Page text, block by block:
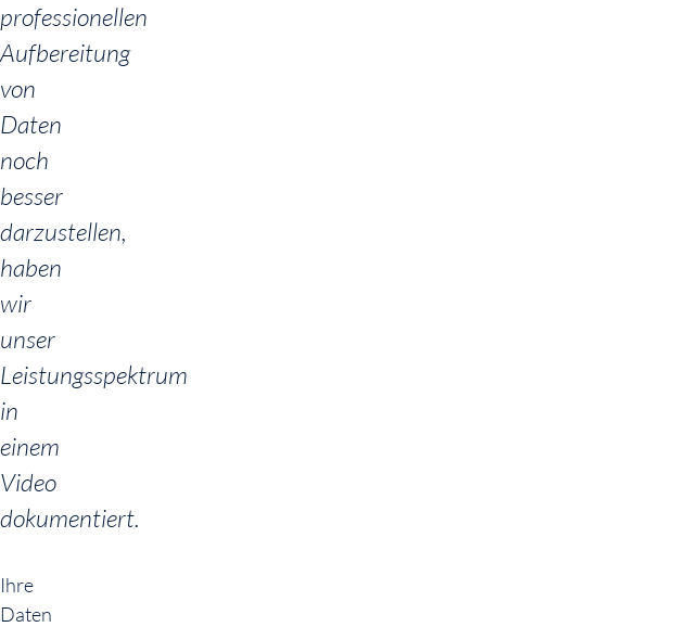
professionellen
Aufbereitung
von
Daten
noch
besser
darzustellen,
haben
wir
unser
Leistungsspektrum
in
einem
Video
dokumentiert.
Ihre
Daten